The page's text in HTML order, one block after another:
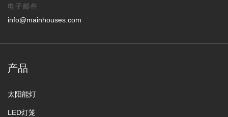
电子邮件
info@mainhouses.com
产品
太阳能灯
LED灯笼